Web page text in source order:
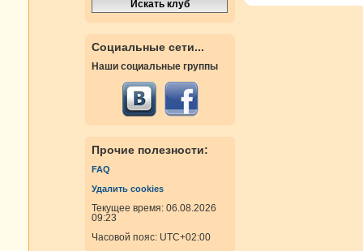
Социальные сети...
Наши социальные группы
Прочие полезности:
FAQ
Удалить cookies
Текущее время: 06.08.2026
09:23
Часовой пояс: UTC+02:00